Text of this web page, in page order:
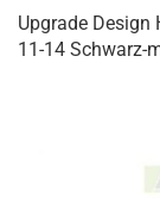
Upgrade Design
11-14 Schwarz-